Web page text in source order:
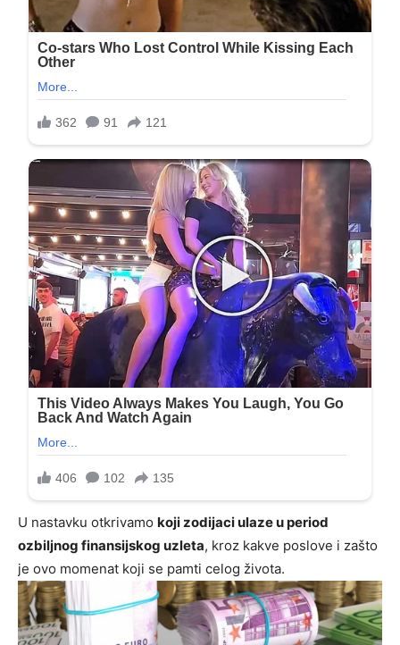
U nastavku otkrivamo koji zodijaci ulaze u period
ozbiljnog finansijskog uzleta, kroz kakve poslove i zašto
je ovo momenat koji se pamti celog života.